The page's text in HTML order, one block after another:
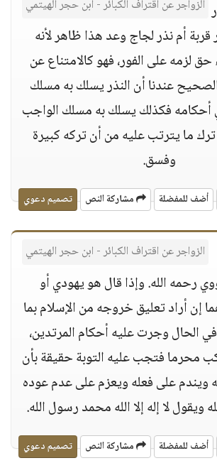
الزواجر عن اقتراف الكبائر - ابن حجر الهيتمي
قربة أم نذر لجاج وعد هذا ظاهر لأنه
لزمه على الفور، فهو كالامتناع عن
الصحيح عندنا أن النذر يسلك به مسلك
فكذلك يسلك به مسلك الواجب
ما يترتب عليه من أن تركه كبيرة
وفسق.
أضف للمفضلة مشاركة النص تصميم دعوي
الزواجر عن اقتراف الكبائر - ابن حجر الهيتمي
رحمه الله. وإذا قال هو يهودي أو
إن أراد تعليق خروجه من الإسلام بما
الحال وجرت عليه أحكام المرتدين،
محرما فتجب عليه التوبة حقيقة بأن
ويندم على فعله ويعزم على عدم عوده
ويقول لا إله إلا الله محمد رسول الله.
أضف للمفضلة مشاركة النص تصميم دعوي